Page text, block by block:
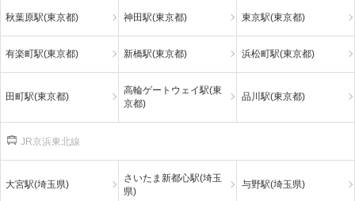
秋葉原駅(東京都) 神田駅(東京都) 東京駅(東京都)
有楽町駅(東京都) 新橋駅(東京都) 浜松町駅(東京都)
田町駅(東京都)
高輪ゲートウェイ駅(東
京都)
品川駅(東京都)
JR京浜東北線
大宮駅(埼玉県)
さいたま新都心駅(埼玉
県)
与野駅(埼玉県)